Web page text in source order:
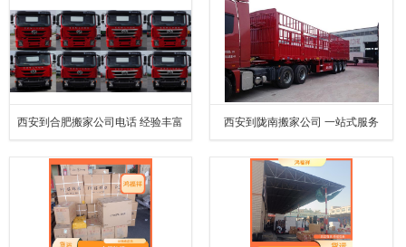
西安到合肥搬家公司电话 经验丰富 西安到陇南搬家公司 一站式服务